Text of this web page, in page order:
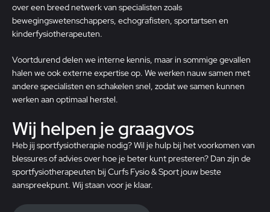
over een breed netwerk van specialisten zoals
bewegingswetenschappers, echografisten, sportartsen en
kinderfysiotherapeuten.
Voortdurend delen we interne kennis, maar in sommige gevallen
halen we ook externe expertise op. We werken nauw samen met
andere specialisten en schakelen snel, zodat we samen kunnen
werken aan optimaal herstel.
Wij helpen je graagvos
Heb jij sportfysiotherapienodig? Wil je hulp bij het voorkomen van
blessures of advies over hoe je beter kunt presteren? Dan zijn de
sportfysiotherapeuten bij Curfs Fysio & Sport jouw beste
aanspreekpunt. Wij staan voor je klaar.